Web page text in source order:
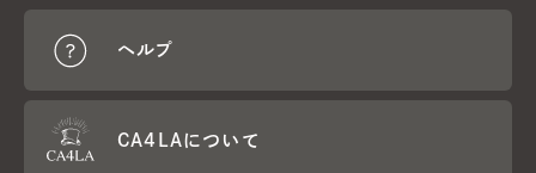
ヘルプ
CA4LAについて